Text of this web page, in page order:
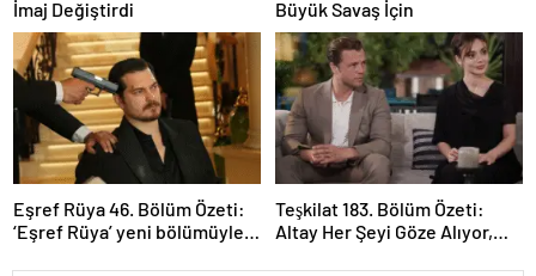
İmaj Değiştirdi
Büyük Savaş İçin
Eşref Rüya 46. Bölüm Özeti:
‘Eşref Rüya’ yeni bölümüyle
Teşkilat 183. Bölüm Özeti:
Altay Her Şeyi Göze Alıyor,